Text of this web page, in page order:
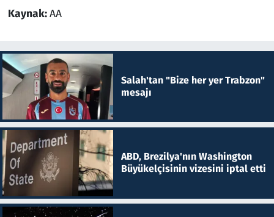
Kaynak:AA
Salah'tan "Bize her yer Trabzon"
mesajı
ABD, Brezilya'nın Washington
Büyükelçisinin vizesini iptal etti